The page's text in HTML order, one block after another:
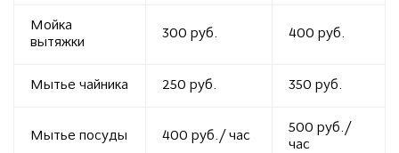
Мойка
вытяжки
300 руб. 400 руб.
Мытье чайника 250 руб. 350 руб.
Мытье посуды 400 руб./ час
500 руб./
час